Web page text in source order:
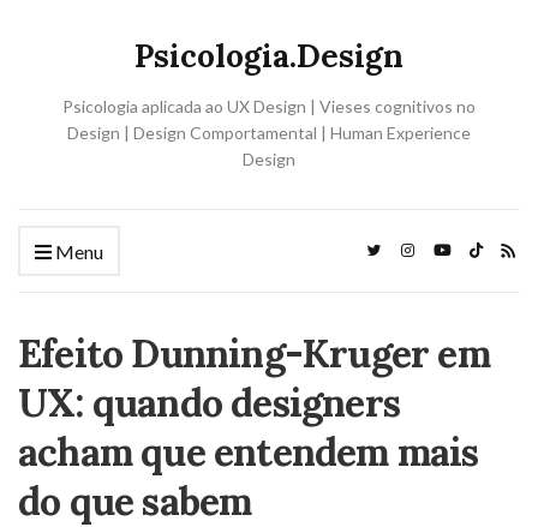
Psicologia.Design
Psicologia aplicada ao UX Design | Vieses cognitivos no
Design | Design Comportamental | Human Experience
Design
Menu
Efeito Dunning-Kruger em
UX: quando designers
acham que entendem mais
do que sabem